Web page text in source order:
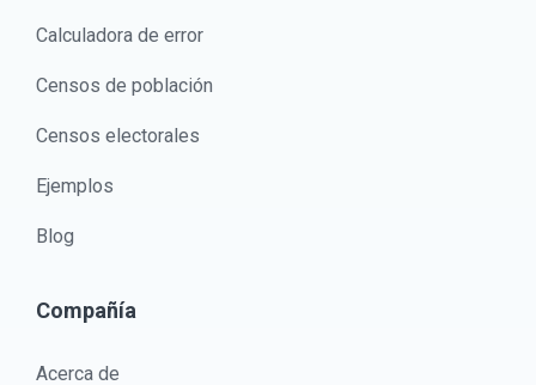
Calculadora de error
Censos de población
Censos electorales
Ejemplos
Blog
Compañía
Acerca de